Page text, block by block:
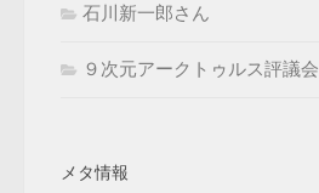
石川新一郎さん
９次元アークトゥルス評議会
メタ情報